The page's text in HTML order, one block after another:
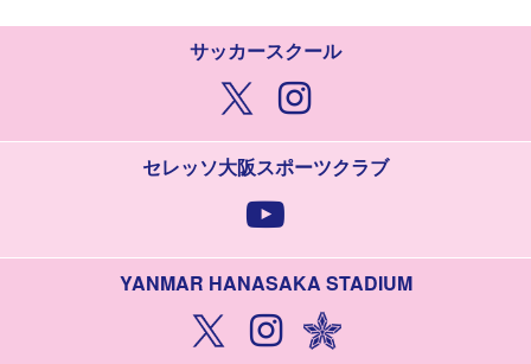
サッカースクール
セレッソ大阪スポーツクラブ
YANMAR HANASAKA STADIUM